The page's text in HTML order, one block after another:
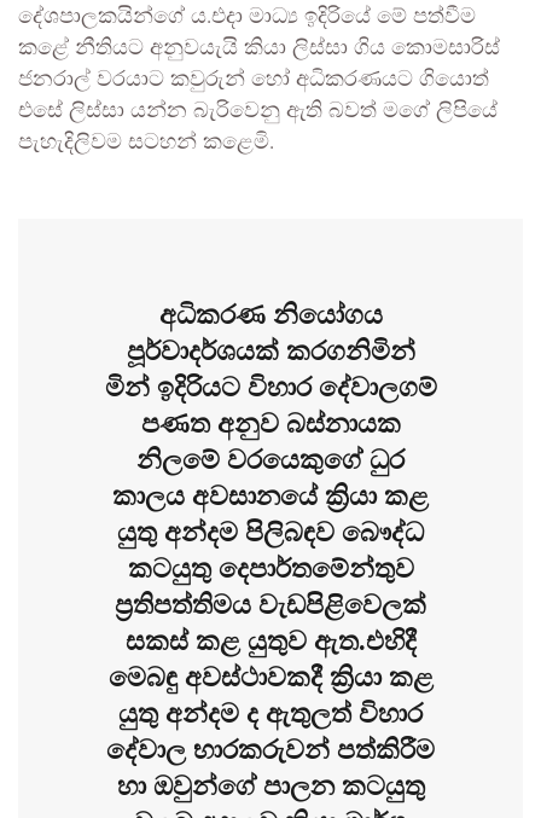
දේශපාලකයින්ගේ ය.එදා මාධ්‍ය ඉදිරියේ මේ පත්වීම
කළේ නීතියට අනුවයැයි කියා ලිස්සා ගිය කොමසාරිස්
ජනරාල් වරයාට කවුරුන් හෝ අධිකරණයට ගියොත්
එසේ ලිස්සා යන්න බැරිවෙනු ඇති බවත් මගේ ලිපියේ
පැහැදිලිවම සටහන් කළෙමි.
අධිකරණ නියෝගය
පූර්වාදර්ශයක් කරගනිමින්
මින් ඉදිරියට විහාර දේවාලගම්
පණත අනුව බස්නායක
නිලමේ වරයෙකුගේ ධුර
කාලය අවසානයේ ක්‍රියා කළ
යුතු අන්දම පිලිබඳව බෞද්ධ
කටයුතු දෙපාර්තමේන්තුව
ප්‍රතිපත්තිමය වැඩපිළිවෙලක්
සකස් කළ යුතුව ඇත.එහිදී
මෙබඳු අවස්ථාවකදී ක්‍රියා කළ
යුතු අන්දම ද ඇතුලත් විහාර
දේවාල භාරකරුවන් පත්කිරීම
හා ඔවුන්ගේ පාලන කටයුතු